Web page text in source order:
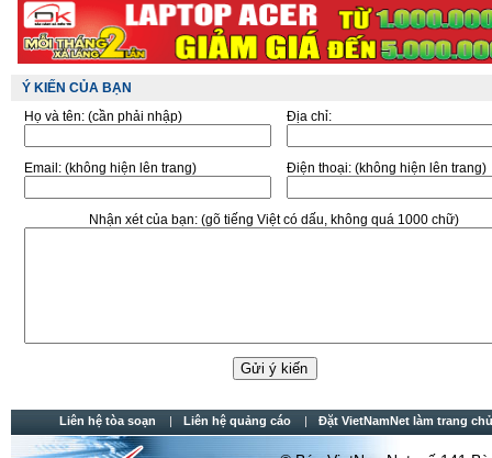
Ý KIẾN CỦA BẠN
Họ và tên: (cần phải nhập) Địa chỉ:
Email: (không hiện lên trang) Điện thoại: (không hiện lên trang)
Nhận xét của bạn:(gõ tiếng Việt có dấu, không quá 1000 chữ)
Liên hệ tòa soạn Liên hệ quảng cáo Đặt VietNamNet làm trang chủ